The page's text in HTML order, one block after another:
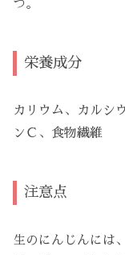
つ。
栄養成分
カリウム、カルシ
ンＣ、食物繊維
注意点
生のにんじんには